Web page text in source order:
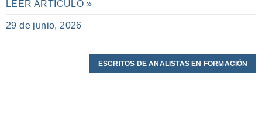
LEER ARTÍCULO »
29 de junio, 2026
ESCRITOS DE ANALISTAS EN FORMACIÓN